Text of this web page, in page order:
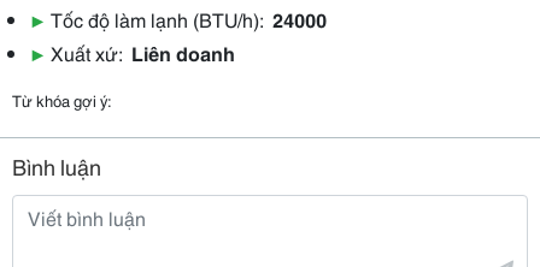
▶ Tốc độ làm lạnh (BTU/h): 24000
▶ Xuất xứ: Liên doanh
Từ khóa gợi ý:
Bình luận